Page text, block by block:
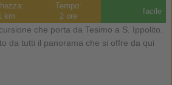
km
Tempo:
2 ore
facile
che porta da Tesimo a S. Ippolito.
da tutti il panorama che si offre da qui